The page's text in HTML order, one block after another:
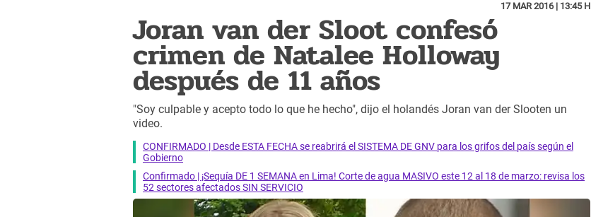
17 MAR 2016 | 13:45 H
Joran van der Sloot confesó
crimen de Natalee Holloway
después de 11 años
"Soy culpable y acepto todo lo que he hecho", dijo el holandés Joran van der Slooten un
video.
CONFIRMADO | Desde ESTA FECHA se reabrirá el SISTEMA DE GNV para los grifos del país según el
Gobierno
Confirmado | ¡Sequía DE 1 SEMANA en Lima! Corte de agua MASIVO este 12 al 18 de marzo: revisa los
52 sectores afectados SIN SERVICIO